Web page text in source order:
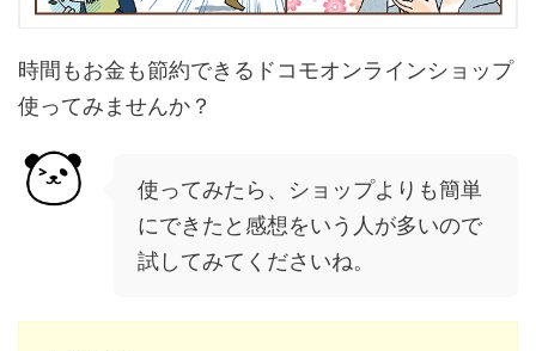
時間もお金も節約できる ドコモオンラインショップ
使ってみませんか？
使ってみたら、ショップよりも簡単
にできたと感想をいう人が多いので
試してみてくださいね。